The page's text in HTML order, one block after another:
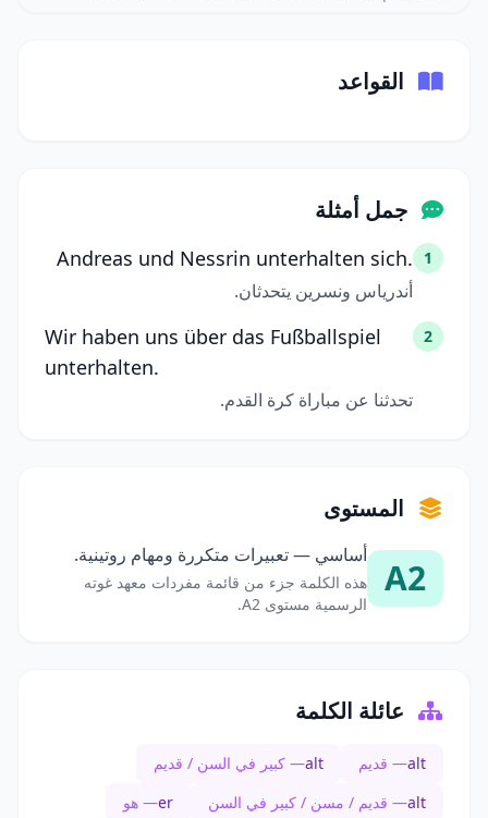
القواعد
جمل أمثلة
1
Andreas und Nessrin unterhalten sich.
أندرياس ونسرين يتحدثان.
2
Wir haben uns über das Fußballspiel
unterhalten.
تحدثنا عن مباراة كرة القدم.
المستوى
A2
أساسي — تعبيرات متكررة ومهام روتينية.
هذه الكلمة جزء من قائمة مفردات معهد غوته
الرسمية مستوى A2.
عائلة الكلمة
alt— قديم alt— كبير في السن / قديم
alt— قديم / مسن / كبير في السن er— هو